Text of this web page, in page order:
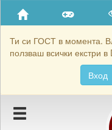
Ти си ГОСТ в момента.
ползваш всички екстри в
Вход
Приятели
Хронология на игри
Подаръците на